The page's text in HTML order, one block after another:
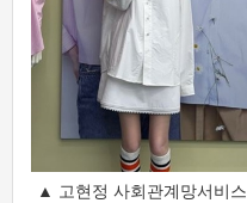
▲ 고현정 사회관계망서비스